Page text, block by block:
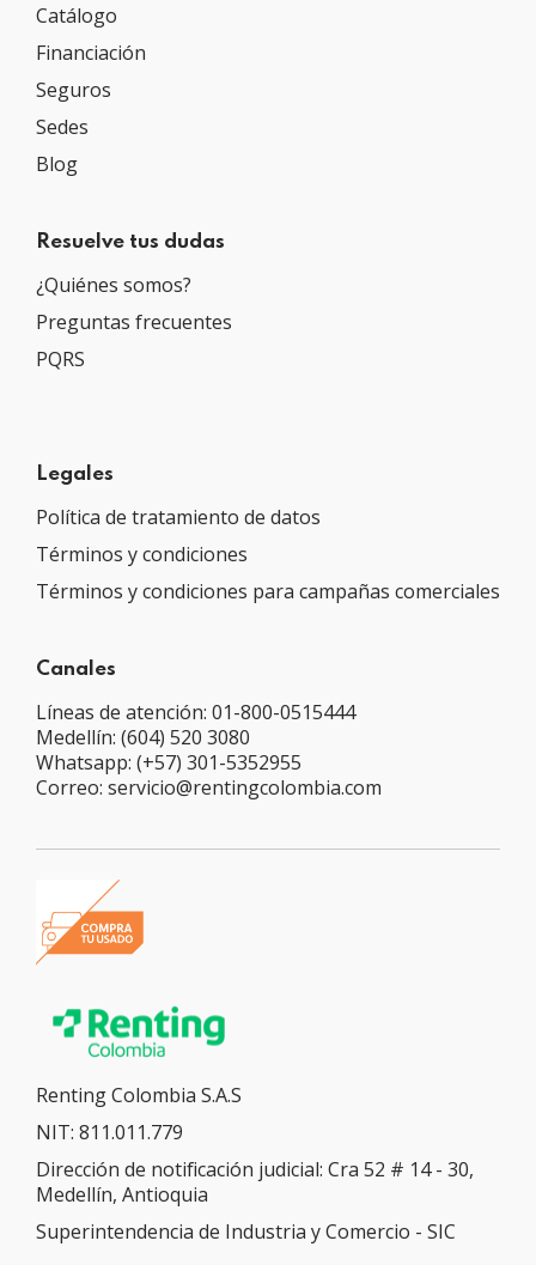
Catálogo
Financiación
Seguros
Sedes
Blog
Resuelve tus dudas
¿Quiénes somos?
Preguntas frecuentes
PQRS
Legales
Política de tratamiento de datos
Términos y condiciones
Términos y condiciones para campañas comerciales
Canales
Líneas de atención: 01-800-0515444
Medellín: (604) 520 3080
Whatsapp: (+57) 301-5352955
Correo: servicio@rentingcolombia.com
Renting Colombia S.A.S
NIT: 811.011.779
Dirección de notificación judicial: Cra 52 # 14 - 30,
Medellín, Antioquia
Superintendencia de Industria y Comercio - SIC